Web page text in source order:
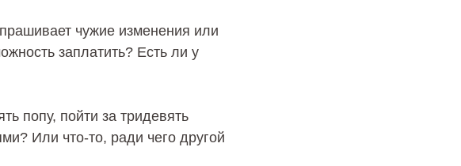
чужие изменения или
заплатить? Есть ли у
попу, пойти за тридевять
Или что-то, ради чего другой